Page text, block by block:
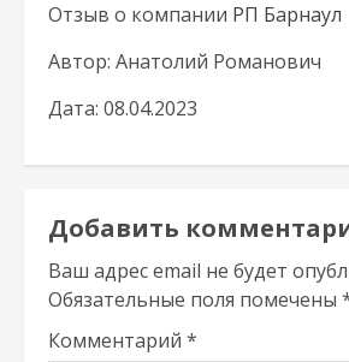
Отзыв о компании РП Барнаул
Автор: Анатолий Романович
Дата: 08.04.2023
Добавить
Ваш адрес email не будет
Обязательные поля помечены
Комментарий *